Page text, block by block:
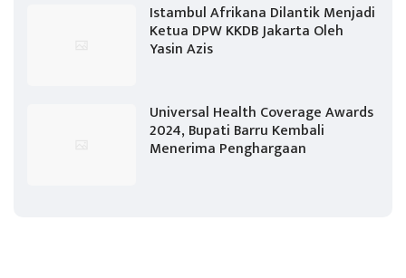
Istambul Afrikana Dilantik Menjadi
Ketua DPW KKDB Jakarta Oleh
Yasin Azis
Universal Health Coverage Awards
2024, Bupati Barru Kembali
Menerima Penghargaan